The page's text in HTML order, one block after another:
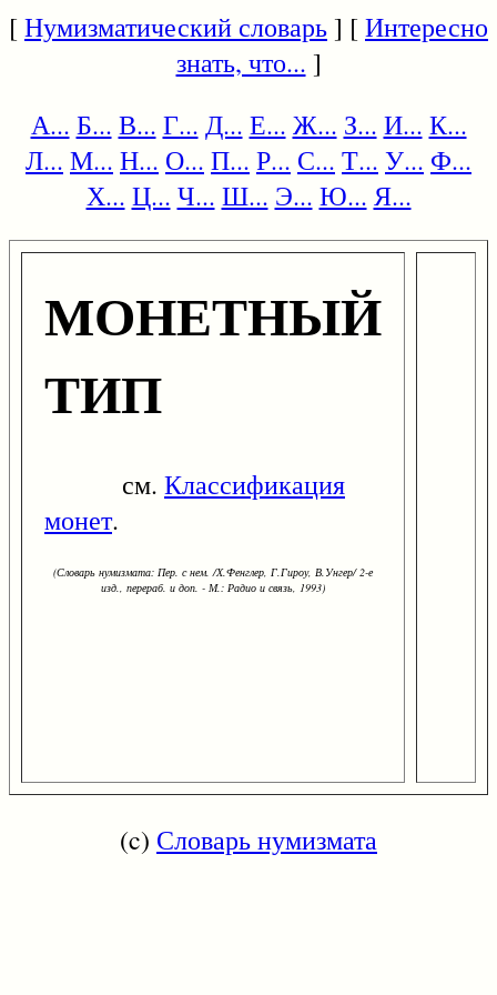
[Нумизматический словарь] [Интересно
знать, что... ]
А... Б... В... Г... Д... Е... Ж... З... И... К...
Л... М... Н... О... П... Р... С... Т... У... Ф...
Х... Ц... Ч... Ш... Э... Ю... Я...
МОНЕТНЫЙ
ТИП
см. Классификация
монет.
(Словарь нумизмата: Пер. с нем. /Х.Фенглер, Г.Гироу, В.Унгер/ 2-е
изд., перераб. и доп. - М.: Радио и связь, 1993)
(c) Словарь нумизмата